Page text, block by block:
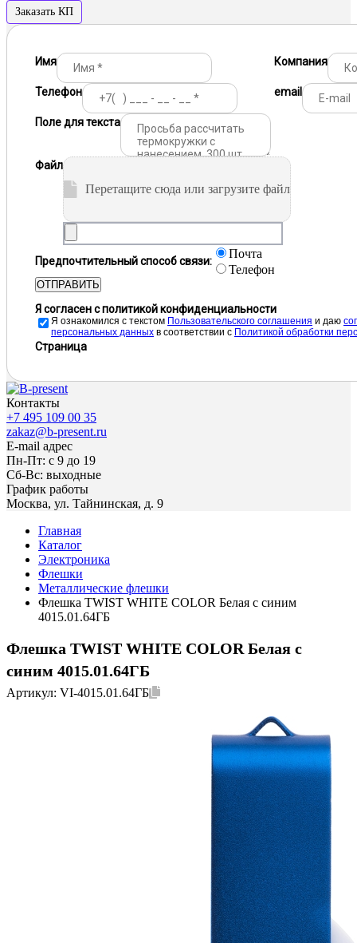
Заказать КП
Имя Компания
Телефон email
Поле для текста
Файл
Перетащите сюда или загрузите файл
Предпочтительный способ связи:
Почта
Телефон
ОТПРАВИТЬ
Я согласен с политикой конфиденциальности
Я ознакомился с текстом Пользовательского соглашения и даю
персональных данных в соответствии с Политикой обработки
Страница
Контакты
+7 495 109 00 35
zakaz@b-present.ru
E-mail адрес
Пн-Пт: с 9 до 19
Сб-Вс: выходные
График работы
Москва, ул. Тайнинская, д. 9
Главная
Каталог
Электроника
Флешки
Металлические флешки
Флешка TWIST WHITE COLOR Белая с синим
4015.01.64ГБ
Флешка TWIST WHITE COLOR Белая с
синим 4015.01.64ГБ
Артикул: VI-4015.01.64ГБ